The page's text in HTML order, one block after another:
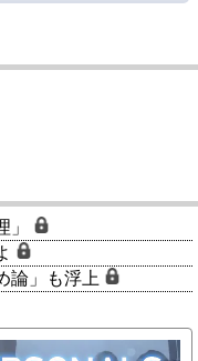
」
論」も浮上